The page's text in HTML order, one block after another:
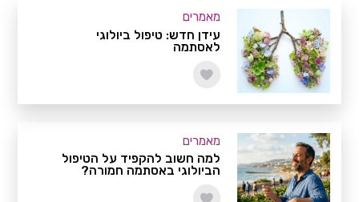
מאמרים
עידן חדש: טיפול ביולוגי
לאסתמה
מאמרים
למה חשוב להקפיד על הטיפול
הביולוגי באסתמה חמורה?